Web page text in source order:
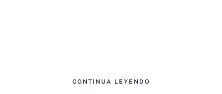
CONTINUA LEYENDO